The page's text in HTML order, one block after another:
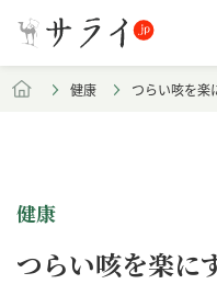
健康 つらい咳を楽
健康
つらい咳を楽に